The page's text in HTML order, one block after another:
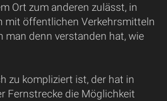
Ort zum anderen zulässt, in
mit öffentlichen Verkehrsmitteln
man denn verstanden hat, wie
zu kompliziert ist, der hat in
Fernstrecke die Möglichkeit